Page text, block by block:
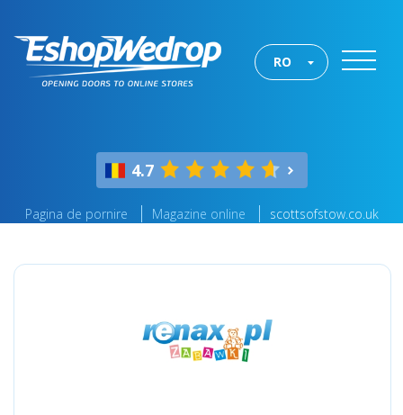
RO
4.7
Pagina de pornire Magazine online scottsofstow.co.uk